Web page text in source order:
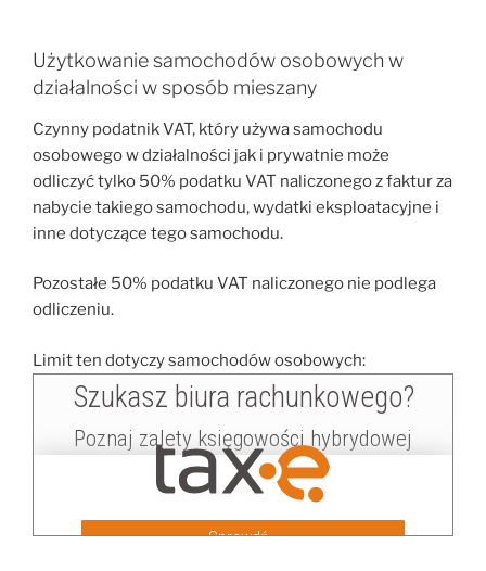
Użytkowanie samochodów osobowych w
działalności w sposób mieszany
Czynny podatnik VAT, który używa samochodu
osobowego w działalności jak i prywatnie może
odliczyć tylko 50% podatku VAT naliczonego z faktur za
nabycie takiego samochodu, wydatki eksploatacyjne i
inne dotyczące tego samochodu.
Pozostałe 50% podatku VAT naliczonego nie podlega
odliczeniu.
Limit ten dotyczy samochodów osobowych: